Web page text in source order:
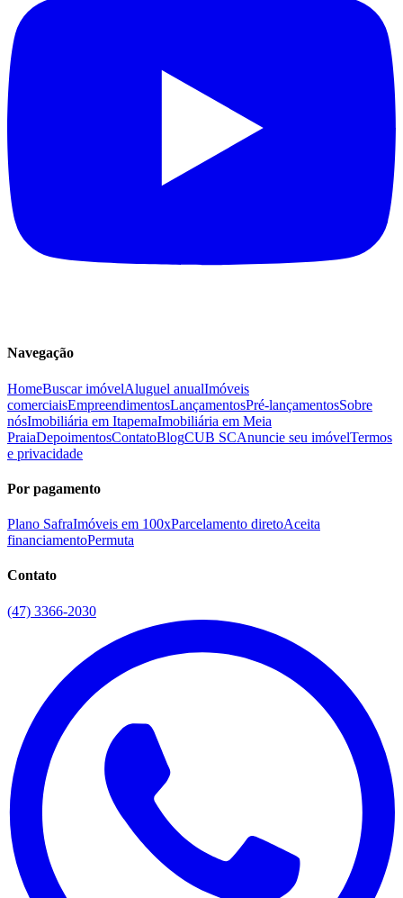
Navegação
HomeBuscar imóvelAluguel anualImóveis
comerciaisEmpreendimentosLançamentosPré-lançamentosSobre
nósImobiliária em ItapemaImobiliária em Meia
PraiaDepoimentosContatoBlogCUB SCAnuncie seu imóvelTermos
e privacidade
Por pagamento
Plano SafraImóveis em 100xParcelamento diretoAceita
financiamentoPermuta
Contato
(47) 3366-2030